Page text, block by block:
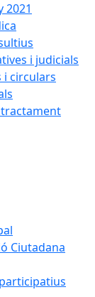
2021
i judicials
i circulars
Ciutadana